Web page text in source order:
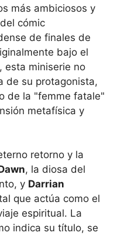
más ambiciosos y
cómic
de finales de
bajo el
esta miniserie no
de su protagonista,
de la "femme fatale"
metafísica y
retorno y la
, la diosa del
y Darrian
que actúa como el
espiritual. La
indica su título, se